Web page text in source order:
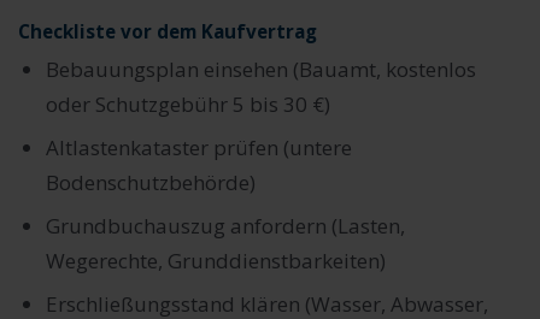
Checkliste vor dem Kaufvertrag
Bebauungsplan einsehen (Bauamt, kostenlos
oder Schutzgebühr 5 bis 30 €)
Altlastenkataster prüfen (untere
Bodenschutzbehörde)
Grundbuchauszug anfordern (Lasten,
Wegerechte, Grunddienstbarkeiten)
Erschließungsstand klären (Wasser, Abwasser,